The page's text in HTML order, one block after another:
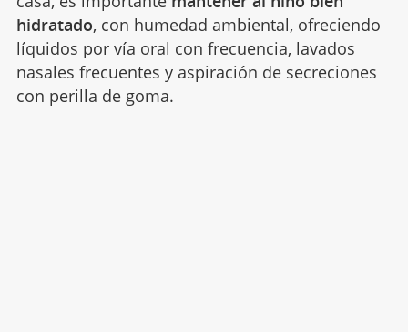
hidratado, con humedad ambiental, ofreciendo
líquidos por vía oral con frecuencia, lavados
nasales frecuentes y aspiración de secreciones
con perilla de goma.